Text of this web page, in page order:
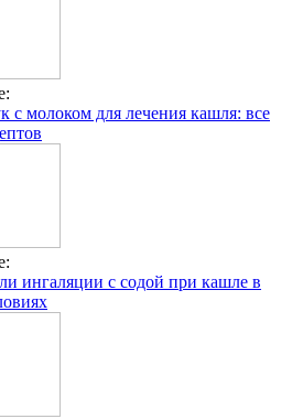
с молоком для лечения кашля: все
ингаляции с содой при кашле в